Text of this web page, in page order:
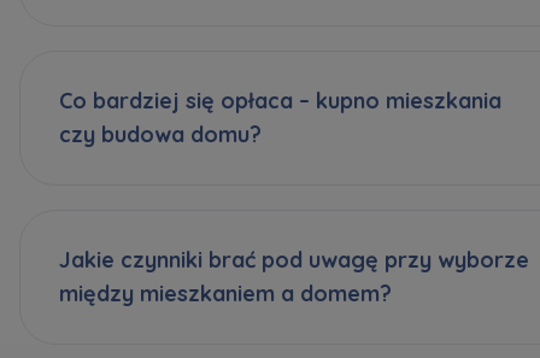
Co bardziej się opłaca – kupno mieszkania
czy budowa domu?
Jakie czynniki brać pod uwagę przy wyborze
między mieszkaniem a domem?